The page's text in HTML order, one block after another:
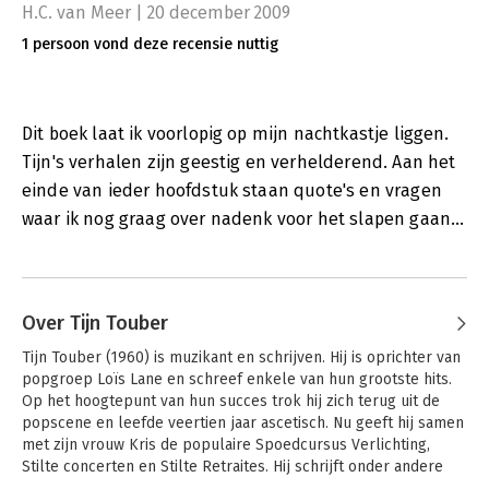
H.C. van Meer | 20 december 2009
1 persoon vond deze recensie nuttig
Dit boek laat ik voorlopig op mijn nachtkastje liggen.
Tijn's verhalen zijn geestig en verhelderend. Aan het
einde van ieder hoofdstuk staan quote's en vragen
waar ik nog graag over nadenk voor het slapen gaan...
Over Tijn Touber
Tijn Touber (1960) is muzikant en schrijven. Hij is oprichter van
popgroep Loïs Lane en schreef enkele van hun grootste hits.
Op het hoogtepunt van hun succes trok hij zich terug uit de
popscene en leefde veertien jaar ascetisch. Nu geeft hij samen
met zijn vrouw Kris de populaire Spoedcursus Verlichting,
Stilte concerten en Stilte Retraites. Hij schrijft onder andere